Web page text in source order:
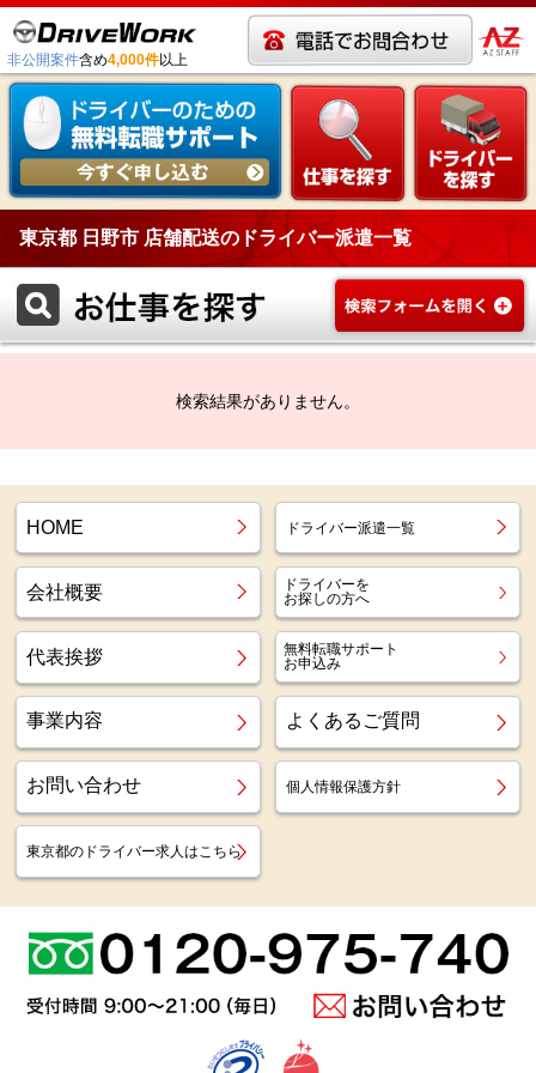
非公開案件含め4,000件以上
東京都 日野市 店舗配送のドライバー派遣一覧
検索結果がありません。
HOME ドライバー派遣一覧
会社概要
ドライバーを
お探しの方へ
代表挨拶
無料転職サポート
お申込み
事業内容 よくあるご質問
お問い合わせ 個人情報保護方針
東京都のドライバー求人はこちら